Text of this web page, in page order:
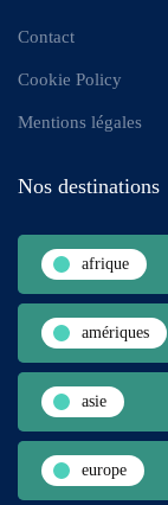
Contact
Cookie Policy
Mentions légales
Nos destinations
afrique
amériques
asie
europe